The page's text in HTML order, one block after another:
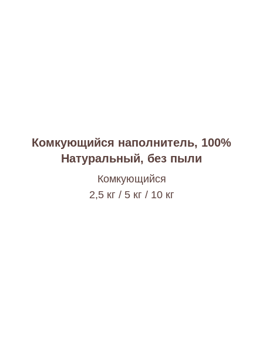
Комкующийся наполнитель, 100%
Натуральный, без пыли
Комкующийся
2,5 кг / 5 кг / 10 кг